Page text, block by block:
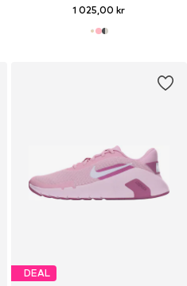
1 025,00 kr
DEAL